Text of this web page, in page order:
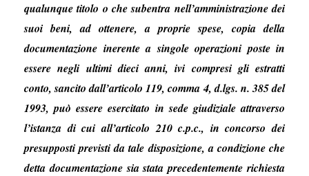
qualunque titolo o che subentra nell’amministrazione dei
suoi beni, ad ottenere, a proprie spese, copia della
documentazione inerente a singole operazioni poste in
essere negli ultimi dieci anni, ivi compresi gli estratti
conto, sancito dall’articolo 119, comma 4, d.lgs. n. 385 del
1993, può essere esercitato in sede giudiziale attraverso
l’istanza di cui all’articolo 210 c.p.c., in concorso dei
presupposti previsti da tale disposizione, a condizione che
detta documentazione sia stata precedentemente richiesta